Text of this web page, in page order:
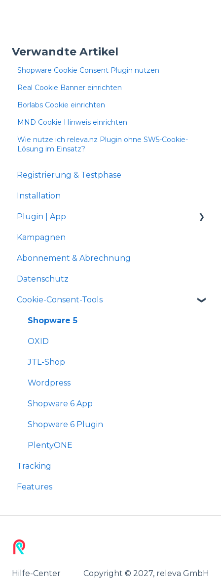
Verwandte Artikel
Shopware Cookie Consent Plugin nutzen
Real Cookie Banner einrichten
Borlabs Cookie einrichten
MND Cookie Hinweis einrichten
Wie nutze ich releva.nz Plugin ohne SW5-Cookie-
Lösung im Einsatz?
Registrierung & Testphase
Installation
Plugin | App
Shopware 5
Gambio Shop
JTL-Shop 4
Shopify
xt:Commerce
Kampagnen
Abonnement & Abrechnung
Datenschutz
Cookie-Consent-Tools
Shopware 5
OXID
JTL-Shop
Wordpress
Shopware 6 App
Shopware 6 Plugin
PlentyONE
Tracking
Features
Hilfe-Center Copyright © 2027, releva GmbH